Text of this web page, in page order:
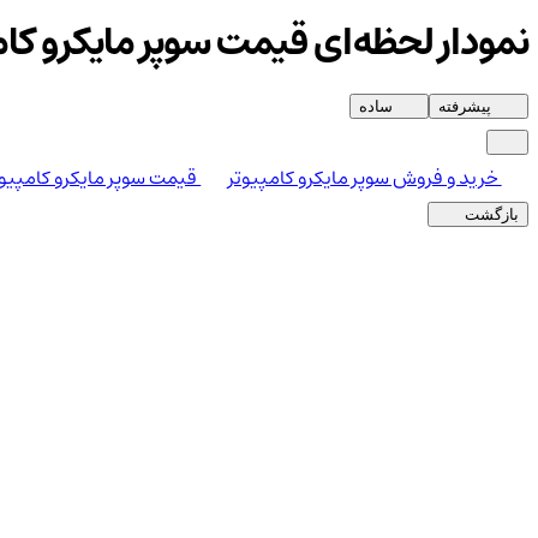
نمودار لحظه‌ای قیمت سوپر مایکرو
پیشرفته ساده
خرید و فروش سوپر مایکرو کامپیوتر قیمت سوپر مایکرو
بازگشت